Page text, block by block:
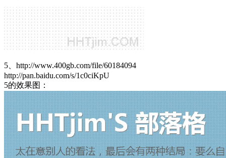
5、http://www.400gb.com/file/60184094
http://pan.baidu.com/s/1c0ciKpU
5的效果图：